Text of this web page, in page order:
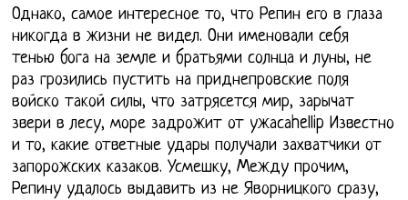
Однако, самое интересное то, что Репин его в глаза
никогда в жизни не видел. Они именовали себя
тенью бога на земле и братьями солнца и луны, не
раз грозились пустить на приднепровские поля
войско такой силы, что затрясется мир, зарычат
звери в лесу, море задрожит от ужасаhellip Известно
и то, какие ответные удары получали захватчики от
запорожских казаков. Усмешку, Между прочим,
Репину удалось выдавить из не Яворницкого сразу,